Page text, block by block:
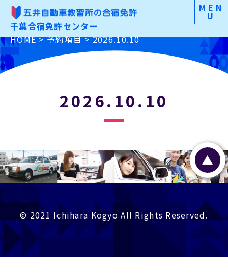
千葉合宿免許センター合宿免許の魅力
お申込みの手順
よくあるご質問
入校前Check
特定商取引に基づく表記
プライバシーポリシー
MEN
U
HOME >予約項目 >2026.10.10
2026.10.10
▲
© 2021 Ichihara Kogyo All Rights Reserved.